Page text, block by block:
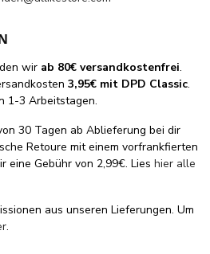
wir ab 80€ versandkostenfrei.
3,95€ mit DPD Classic.
1-3 Arbeitstagen.
30 Tagen ab Ablieferung bei dir
Retoure mit einem vorfrankfierten
eine Gebühr von 2,99€. Lies hier alle
aus unseren Lieferungen. Um
.